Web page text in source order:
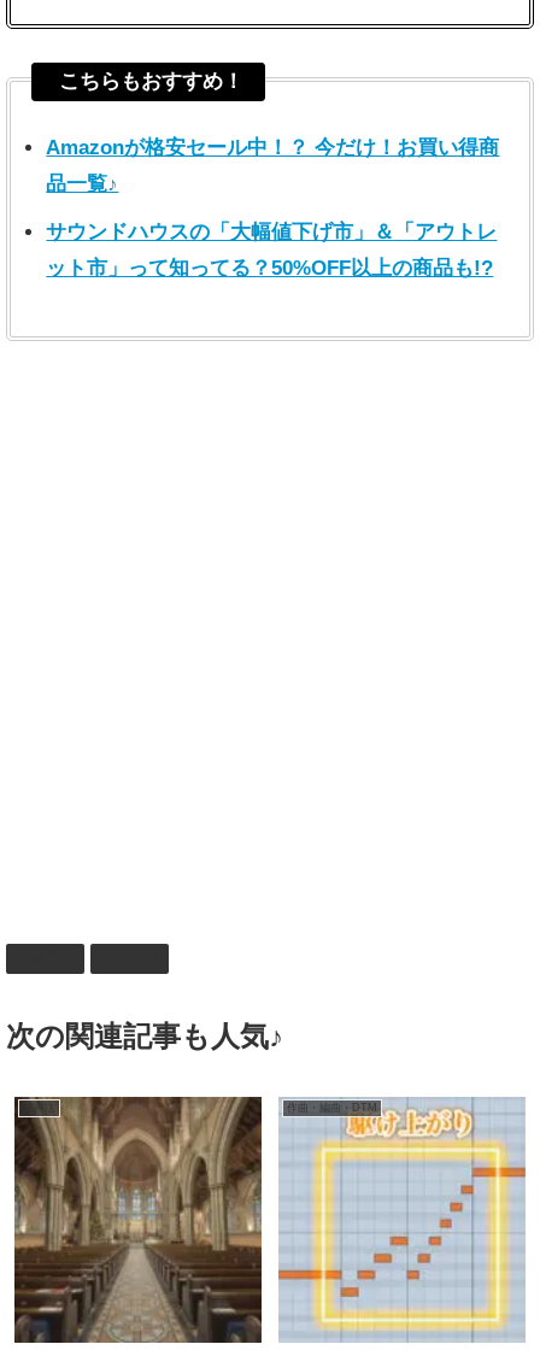
こちらもおすすめ！
Amazonが格安セール中！？ 今だけ！お買い得商
品一覧♪
サウンドハウスの「大幅値下げ市」＆「アウトレ
ット市」って知ってる？50%OFF以上の商品も!?
次の関連記事も人気♪
作曲・編曲・DTM